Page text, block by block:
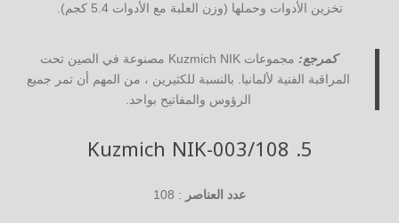
تخزين الأدوات وحملها (وزن العلبة مع الأدوات 5.4 كجم).
كمرجع:
مجموعات Kuzmich NIK مصنوعة في الصين تحت
المراقبة الفنية لألمانيا. بالنسبة للكثيرين ، من المهم أن تمر جميع
الرؤوس والمفاتيح بواحد.
5.
عدد العناصر : 108